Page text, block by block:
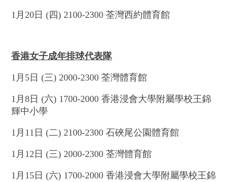
1月20日 (四) 2100-2300 荃灣西約體育館
香港女子成年排球代表隊
1月5日 (三) 2000-2300 荃灣體育館
1月8日 (六) 1700-2000 香港浸會大學附屬學校王錦
輝中小學
1月11日 (二) 2100-2300 石硤尾公園體育館
1月12日 (三) 2000-2300 荃灣體育館
1月15日 (六) 1700-2000 香港浸會大學附屬學校王錦